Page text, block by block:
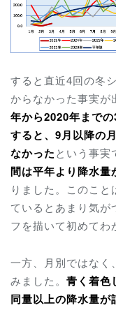
すると直近4回の冬
からなかった事実が
年から2020年まで
すると、9月以降の
なかったという事実
間は平年より降水量
りました。このこ
ているとあまり気が
フを描いて初めてわ
一方、月別ではなく
みました。 青く着色
同量以上の降水量が